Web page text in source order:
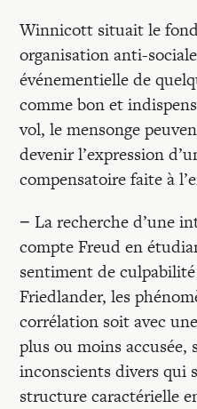
Winnicott situait le
organisation anti-
événementielle de
comme bon et
vol, le mensonge
devenir l’expression
compensatoire faite à
− La recherche d’une
compte Freud en
sentiment de
Friedlander, les
corrélation soit avec
plus ou moins accusée,
inconscients divers qui
structure caractérielle